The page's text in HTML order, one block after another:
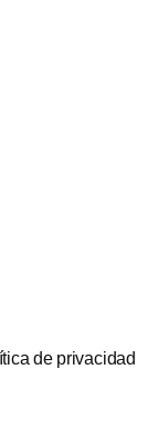
de privacidad